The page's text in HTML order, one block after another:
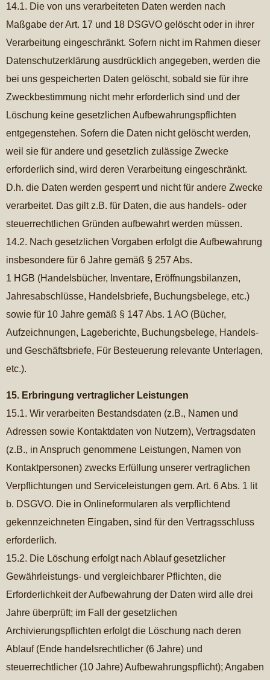
14.1. Die von uns verarbeiteten Daten werden nach
Maßgabe der Art. 17 und 18 DSGVO gelöscht oder in ihrer
Verarbeitung eingeschränkt. Sofern nicht im Rahmen dieser
Datenschutzerklärung ausdrücklich angegeben, werden die
bei uns gespeicherten Daten gelöscht, sobald sie für ihre
Zweckbestimmung nicht mehr erforderlich sind und der
Löschung keine gesetzlichen Aufbewahrungspflichten
entgegenstehen. Sofern die Daten nicht gelöscht werden,
weil sie für andere und gesetzlich zulässige Zwecke
erforderlich sind, wird deren Verarbeitung eingeschränkt.
D.h. die Daten werden gesperrt und nicht für andere Zwecke
verarbeitet. Das gilt z.B. für Daten, die aus handels- oder
steuerrechtlichen Gründen aufbewahrt werden müssen.
14.2. Nach gesetzlichen Vorgaben erfolgt die Aufbewahrung
insbesondere für 6 Jahre gemäß § 257 Abs.
1 HGB (Handelsbücher, Inventare, Eröffnungsbilanzen,
Jahresabschlüsse, Handelsbriefe, Buchungsbelege, etc.)
sowie für 10 Jahre gemäß § 147 Abs. 1 AO (Bücher,
Aufzeichnungen, Lageberichte, Buchungsbelege, Handels-
und Geschäftsbriefe, Für Besteuerung relevante Unterlagen,
etc.).
15. Erbringung vertraglicher Leistungen
15.1. Wir verarbeiten Bestandsdaten (z.B., Namen und
Adressen sowie Kontaktdaten von Nutzern), Vertragsdaten
(z.B., in Anspruch genommene Leistungen, Namen von
Kontaktpersonen) zwecks Erfüllung unserer vertraglichen
Verpflichtungen und Serviceleistungen gem. Art. 6 Abs. 1 lit
b. DSGVO. Die in Onlineformularen als verpflichtend
gekennzeichneten Eingaben, sind für den Vertragsschluss
erforderlich.
15.2. Die Löschung erfolgt nach Ablauf gesetzlicher
Gewährleistungs- und vergleichbarer Pflichten, die
Erforderlichkeit der Aufbewahrung der Daten wird alle drei
Jahre überprüft; im Fall der gesetzlichen
Archivierungspflichten erfolgt die Löschung nach deren
Ablauf (Ende handelsrechtlicher (6 Jahre) und
steuerrechtlicher (10 Jahre) Aufbewahrungspflicht); Angaben